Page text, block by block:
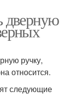
дверную
ручку,
относится.
следующие